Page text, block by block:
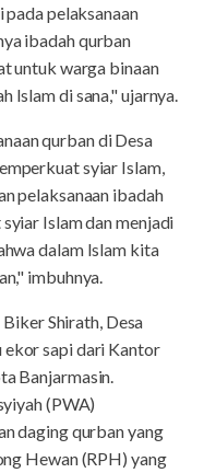
pelaksanaan
ibadah qurban
untuk warga binaan
Islam di sana," ujarnya.
qurban di Desa
syiar Islam,
pelaksanaan ibadah
Islam dan menjadi
dalam Islam kita
imbuhnya.
Shirath, Desa
ekor sapi dari Kantor
Banjarmasin.
(PWA)
daging qurban yang
Hewan (RPH) yang